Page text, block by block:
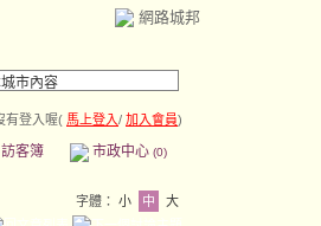
網路城邦
有登入喔( 馬上登入/ 加入會員)
客簿 市政中心 (0)
字體： 小 中 大